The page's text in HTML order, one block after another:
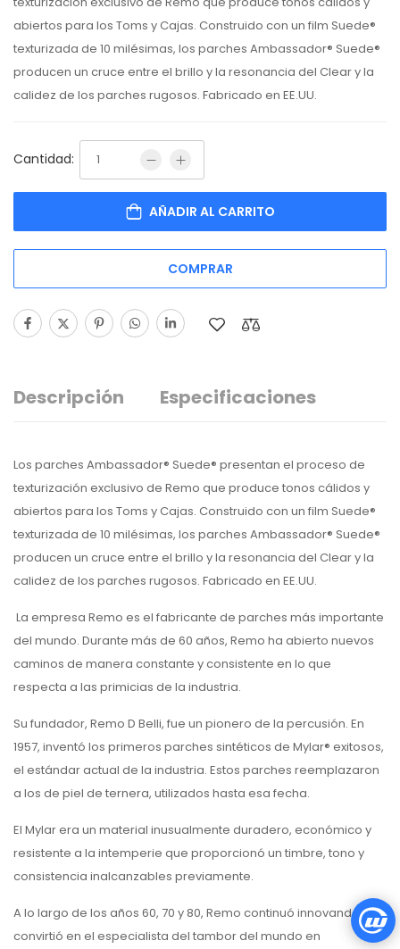
abiertos para los Toms y Cajas. Construido con un film Suede®
texturizada de 10 milésimas, los parches Ambassador® Suede®
producen un cruce entre el brillo y la resonancia del Clear y la
calidez de los parches rugosos. Fabricado en EE.UU.
Cantidad:
AÑADIR AL CARRITO
COMPRAR
Descripción Especificaciones
Los parches Ambassador® Suede® presentan el proceso de
texturización exclusivo de Remo que produce tonos cálidos y
abiertos para los Toms y Cajas. Construido con un film Suede®
texturizada de 10 milésimas, los parches Ambassador® Suede®
producen un cruce entre el brillo y la resonancia del Clear y la
calidez de los parches rugosos. Fabricado en EE.UU.
La empresa Remo es el fabricante de parches más importante
del mundo. Durante más de 60 años, Remo ha abierto nuevos
caminos de manera constante y consistente en lo que
respecta a las primicias de la industria.
Su fundador, Remo D Belli, fue un pionero de la percusión. En
1957, inventó los primeros parches sintéticos de Mylar® exitosos,
el estándar actual de la industria. Estos parches reemplazaron
a los de piel de ternera, utilizados hasta esa fecha.
El Mylar era un material inusualmente duradero, económico y
resistente a la intemperie que proporcionó un timbre, tono y
consistencia inalcanzables previamente.
A lo largo de los años 60, 70 y 80, Remo continuó innovando y se
convirtió en el especialista del tambor del mundo en